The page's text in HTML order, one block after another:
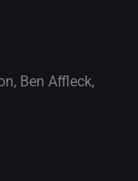
, Ben Affleck,